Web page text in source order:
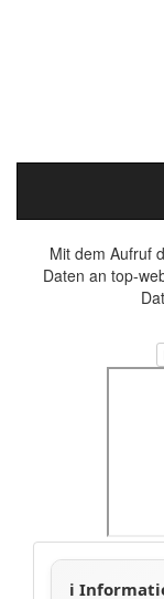
Mit dem Aufruf
Daten an top-